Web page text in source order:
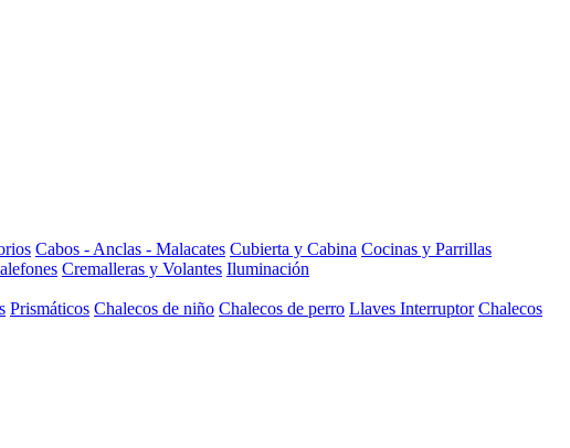
Cabos - Anclas - Malacates Cubierta y Cabina Cocinas y Parrillas
Cremalleras y Volantes Iluminación
Prismáticos Chalecos de niño Chalecos de perro Llaves Interruptor Chalecos